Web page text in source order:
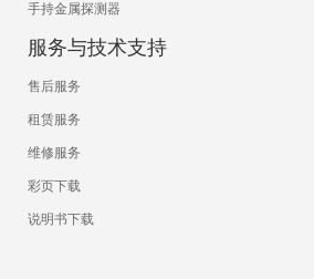
手持金属探测器
服务与技术支持
售后服务
租赁服务
维修服务
彩页下载
说明书下载